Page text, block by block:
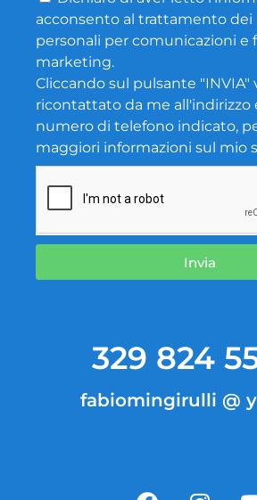
acconsento al trattamento dei
personali per comunicazioni e
marketing.
Cliccando sul pulsante "INVIA"
ricontattato da me all'indirizzo
numero di telefono indicato,
maggiori informazioni sul mio
Invia
329 824
fabiomingirulli @